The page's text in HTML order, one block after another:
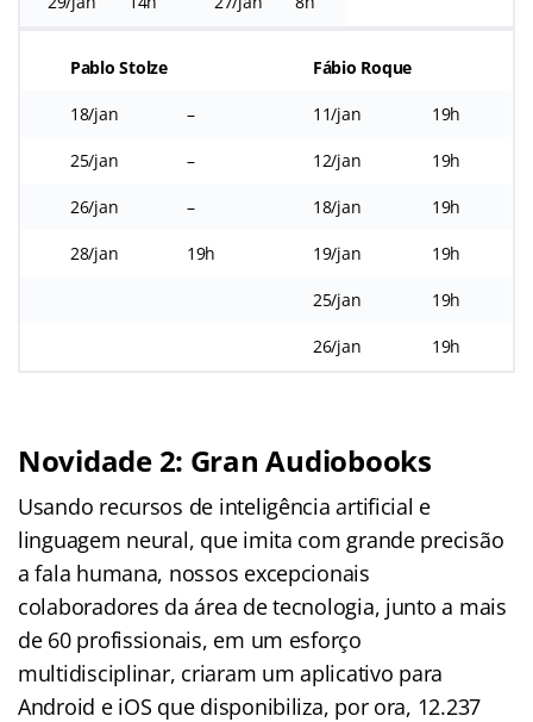
Pablo Stolze Fábio Roque
18/jan – 11/jan 19h
25/jan – 12/jan 19h
26/jan – 18/jan 19h
28/jan 19h 19/jan 19h
25/jan 19h
26/jan 19h
Novidade 2: Gran Audiobooks
Usando recursos de inteligência artificial e
linguagem neural, que imita com grande precisão
a fala humana, nossos excepcionais
colaboradores da área de tecnologia, junto a mais
de 60 profissionais, em um esforço
multidisciplinar, criaram um aplicativo para
Android e iOS que disponibiliza, por ora, 12.237